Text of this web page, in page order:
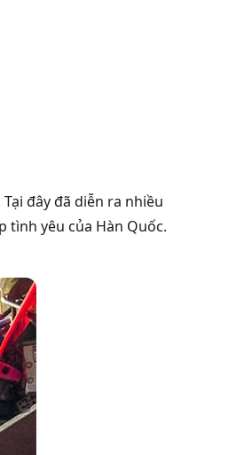
đây đã diễn ra nhiều
tình yêu của Hàn Quốc.